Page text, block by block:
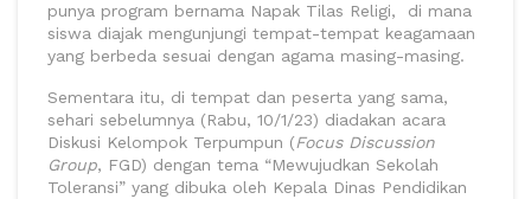
punya program bernama Napak Tilas Religi, di mana
siswa diajak mengunjungi tempat-tempat keagamaan
yang berbeda sesuai dengan agama masing-masing.
Sementara itu, di tempat dan peserta yang sama,
sehari sebelumnya (Rabu, 10/1/23) diadakan acara
Diskusi Kelompok Terpumpun (Focus Discussion
Group, FGD) dengan tema “Mewujudkan Sekolah
Toleransi” yang dibuka oleh Kepala Dinas Pendidikan